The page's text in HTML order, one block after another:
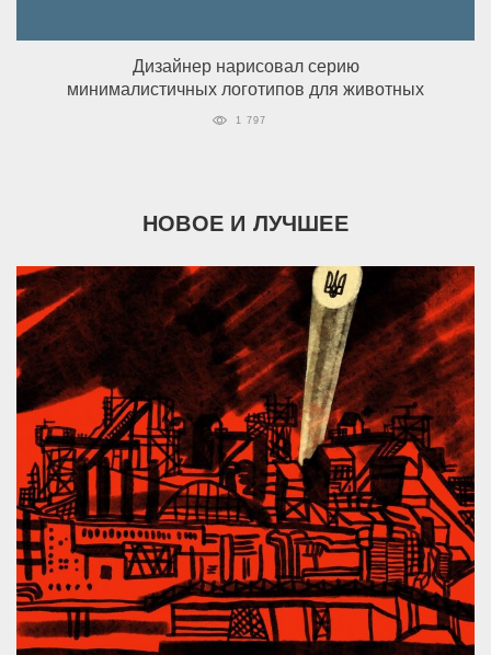
Дизайнер нарисовал серию
минималистичных логотипов для животных
1 797
НОВОЕ И ЛУЧШЕЕ